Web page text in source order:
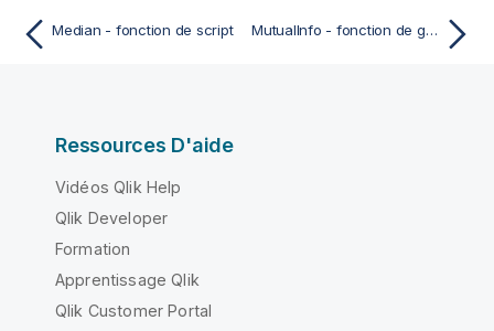
Median - fonction de script MutualInfo - fonction de graphique
Ressources D'aide
Vidéos Qlik Help
Qlik Developer
Formation
Apprentissage Qlik
Qlik Customer Portal